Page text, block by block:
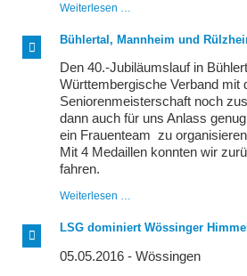
Weiterlesen …
Schären
bis
zum
Schwarzwald
Bühlertal, Mannheim und
Den 40.-Jubiläumslauf in
Württembergische Verband mit
Seniorenmeisterschaft noch
dann auch für uns Anlass
ein Frauenteam zu
Mit 4 Medaillen konnten wir
fahren.
Weiterlesen …
und
Rülzheim
LSG dominiert Wössinger
05.05.2016 - Wössingen